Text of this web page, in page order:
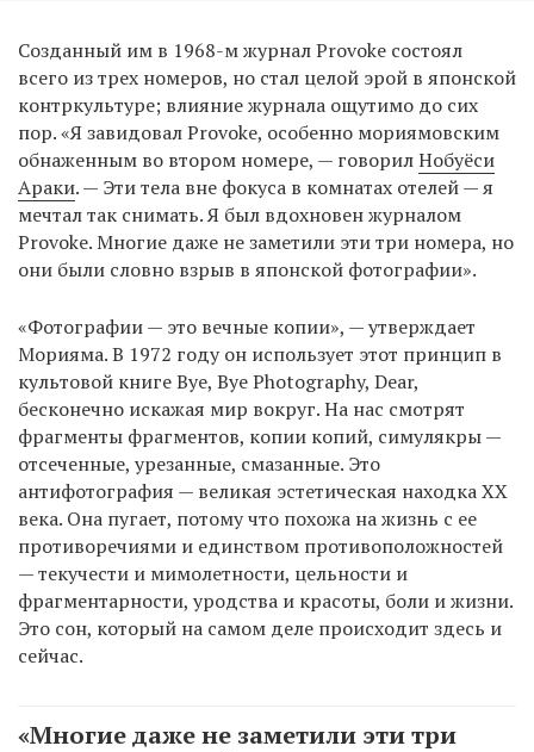
Созданный им в 1968-м журнал Provoke состоял
всего из трех номеров, но стал целой эрой в японской
контркультуре; влияние журнала ощутимо до сих
пор. «Я завидовал Provoke, особенно мориямовским
обнаженным во втором номере, — говорилНобуёси
Араки. — Эти тела вне фокуса в комнатах отелей — я
мечтал так снимать. Я был вдохновен журналом
Provoke. Многие даже не заметили эти три номера, но
они были словно взрыв в японской фотографии».
«Фотографии — это вечные копии», — утверждает
Морияма. В 1972 году он использует этот принцип в
культовой книге Bye, Bye Photography, Dear,
бесконечно искажая мир вокруг. На нас смотрят
фрагменты фрагментов, копии копий, симулякры —
отсеченные, урезанные, смазанные. Это
антифотография — великая эстетическая находка ХХ
века. Она пугает, потому что похожа на жизнь с ее
противоречиями и единством противоположностей
— текучести и мимолетности, цельности и
фрагментарности, уродства и красоты, боли и жизни.
Это сон, который на самом деле происходит здесь и
сейчас.
«Многие даже не заметили эти три